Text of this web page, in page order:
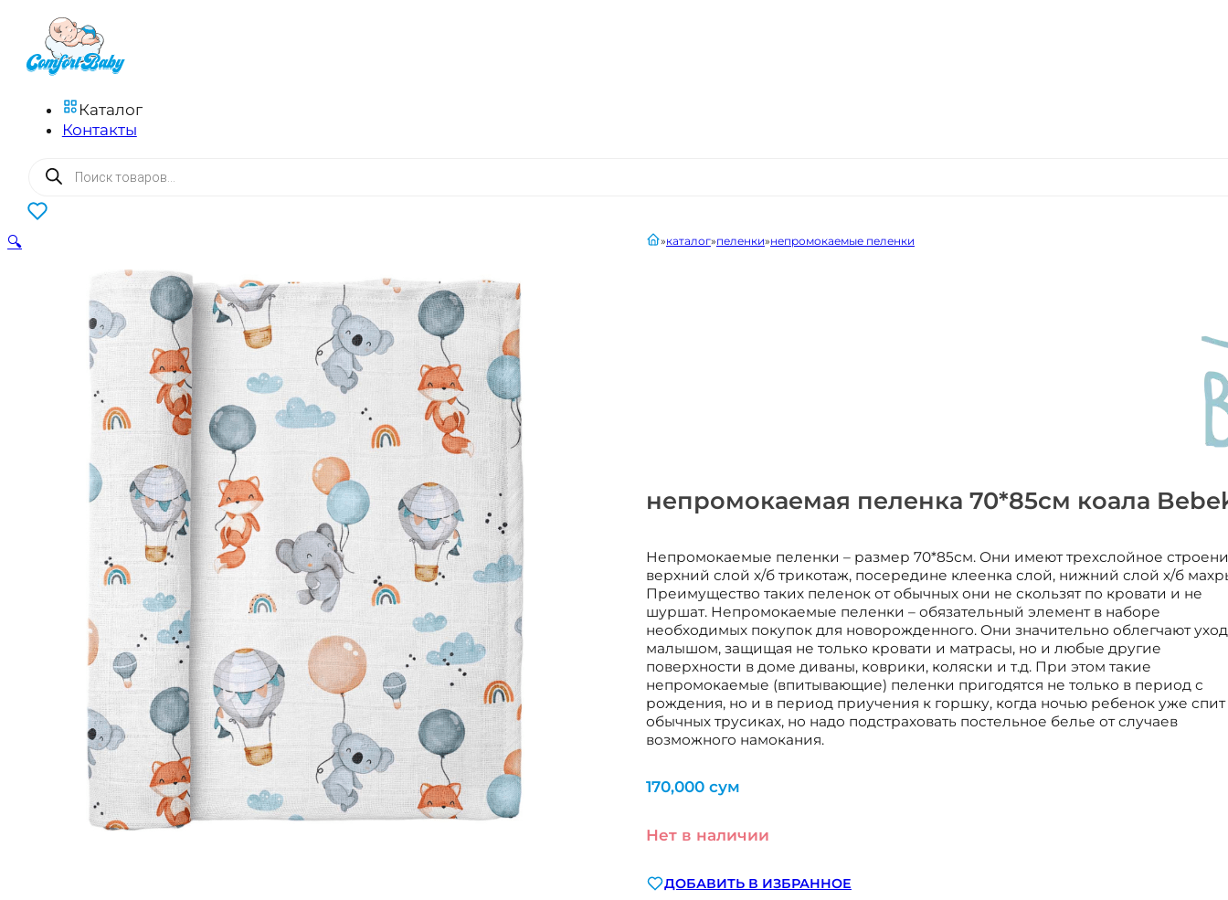
Каталог
Контакты
Поиск
товаров
0
непромокаемая пеленка 70*85см коала
Непромокаемые пеленки – размер 70*85см. Они имеют трехслойное
верхний слой х/б трикотаж, посередине клеенка слой, нижний слой х/б
Преимущество таких пеленок от обычных они не скользят по кровати и не
шуршат. Непромокаемые пеленки – обязательный элемент в наборе
необходимых покупок для новорожденного. Они значительно облегчают
малышом, защищая не только кровати и матрасы, но и любые другие
поверхности в доме диваны, коврики, коляски и т.д. При этом такие
непромокаемые (впитывающие) пеленки пригодятся не только в период с
рождения, но и в период приучения к горшку, когда ночью ребенок уже спит
обычных трусиках, но надо подстраховать постельное белье от случаев
возможного намокания.
главнаякаталог пеленки непромокаемые пеленки
170,000 сум
Нет в наличии
ДОБАВИТЬ В ИЗБРАННОЕ
🔍